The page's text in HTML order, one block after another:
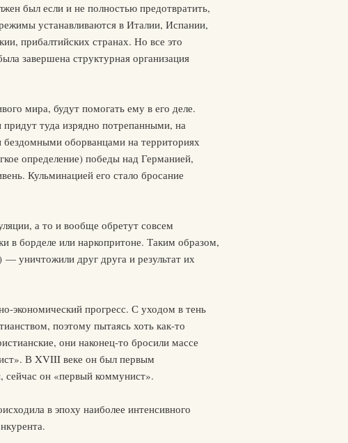
был если и не полностью предотвратить,
устанавливаются в Италии, Испании,
прибалтийских странах. Но все это
завершена структурная организация
мира, будут помогать ему в его деле.
туда изрядно потрепанными, на
оборванцами на территориях
определение) победы над Германией,
Кульминацией его стало бросание
а то и вообще обретут совсем
в борделе или наркопритоне. Таким образом,
уничтожили друг друга и результат их
экономический прогресс. С уходом в тень
поэтому пытаясь хоть как-то
они наконец-то бросили массе
В XVIII веке он был первым
он «первый коммунист».
в эпоху наиболее интенсивного